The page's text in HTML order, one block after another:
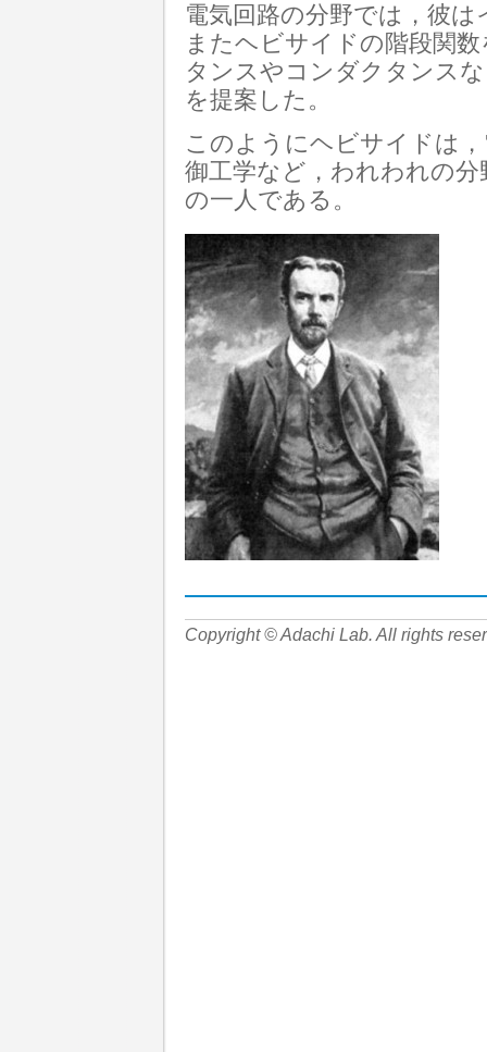
電気回路の分野では，彼
またヘビサイドの階段関
タンスやコンダクタンス
を提案した。
このようにヘビサイドは
御工学など，われわれの
の一人である。
Copyright © Adachi Lab. All rights